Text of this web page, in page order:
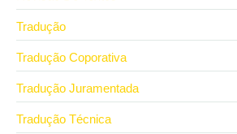
Tradução
Tradução Coporativa
Tradução Juramentada
Tradução Técnica